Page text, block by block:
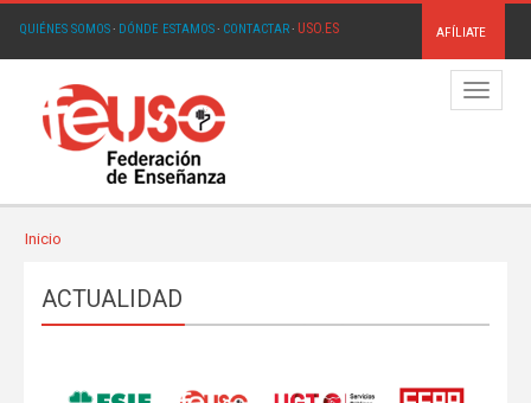
QUIÉNES SOMOS· DÓNDE ESTAMOS· CONTACTAR· USO.ES AFÍLIATE
Menú
Inicio
ACTUALIDAD